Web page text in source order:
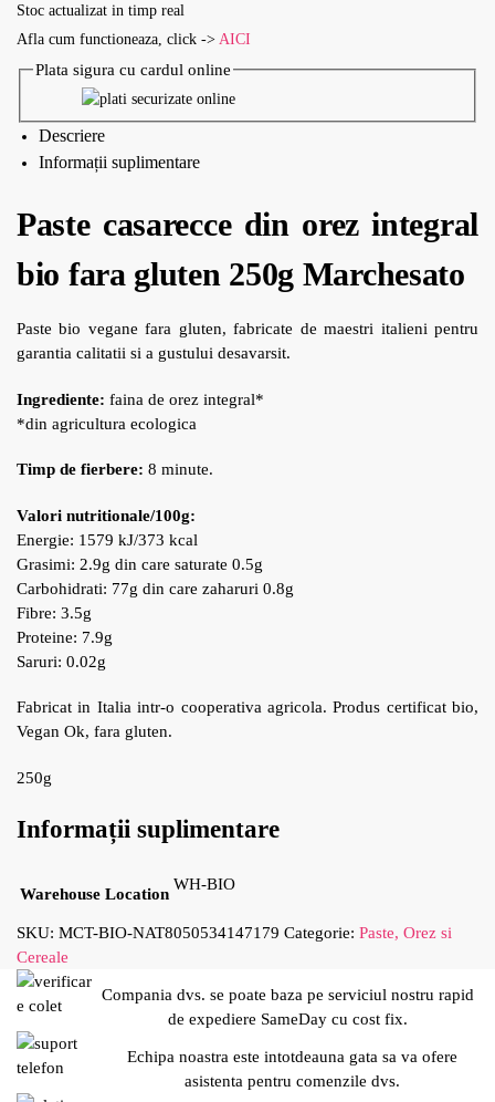
Stoc actualizat in timp real
Afla cum functioneaza, click -> AICI
Plata sigura cu cardul online
Descriere
Informații suplimentare
Paste casarecce din orez integral
bio fara gluten 250g Marchesato
Paste bio vegane fara gluten, fabricate de maestri italieni pentru
garantia calitatii si a gustului desavarsit.
Ingrediente: faina de orez integral*
*din agricultura ecologica
Timp de fierbere: 8 minute.
Valori nutritionale/100g:
Energie: 1579 kJ/373 kcal
Grasimi: 2.9g din care saturate 0.5g
Carbohidrati: 77g din care zaharuri 0.8g
Fibre: 3.5g
Proteine: 7.9g
Saruri: 0.02g
Fabricat in Italia intr-o cooperativa agricola. Produs certificat bio,
Vegan Ok, fara gluten.
250g
Informații suplimentare
Warehouse Location
WH-BIO
SKU: MCT-BIO-NAT8050534147179 Categorie: Paste, Orez si
Cereale
Compania dvs. se poate baza pe serviciul nostru rapid
de expediere SameDay cu cost fix.
Echipa noastra este intotdeauna gata sa va ofere
asistenta pentru comenzile dvs.